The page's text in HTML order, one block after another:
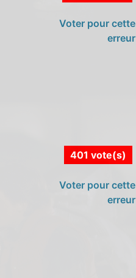
Voter pour cette
erreur
401 vote(s)
Voter pour cette
erreur